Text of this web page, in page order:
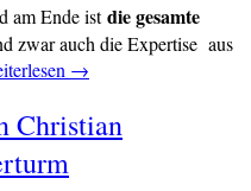
am Ende istdie gesamte
zwar auch die Expertise aus
→
Christian